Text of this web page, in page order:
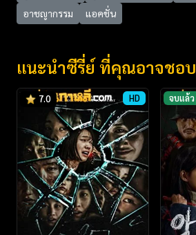
อาชญากรรม
แอคชั่น
แนะนำซีรี่ย์ ที่คุณอาจชอบ
7.0 HD จบแล้ว